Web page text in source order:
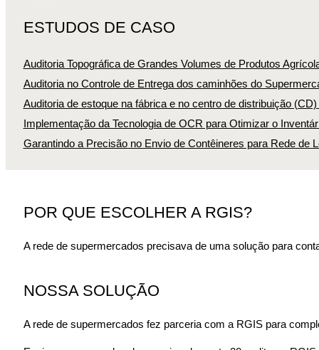
ESTUDOS DE CASO
Auditoria Topográfica de Grandes Volumes de Produtos
Auditoria no Controle de Entrega dos caminhões do
Auditoria de estoque na fábrica e no centro de distribuição
Implementação da Tecnologia de OCR para Otimizar o
Garantindo a Precisão no Envio de Contêineres para Rede de
POR QUE ESCOLHER A RGIS?
A rede de supermercados precisava de uma solução para
NOSSA SOLUÇÃO
A rede de supermercados fez parceria com a RGIS para